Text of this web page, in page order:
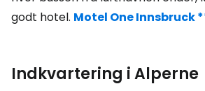
godt hotel. Motel One Innsbruck
Indkvartering i Alperne